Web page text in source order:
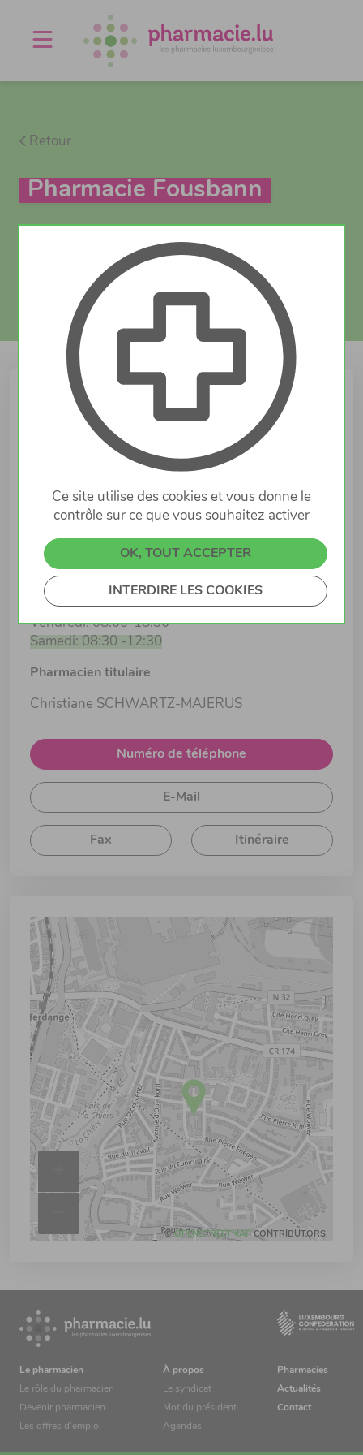
Retour
Pharmacie Fousbann
Actuellement fermé
Agenda
À propos
2A, rue Batty Weber
Horaires d'ouverture
Lundi: 08:00-18:30
Mardi: 08:00-18:30
Mercredi: 08:00-18:30
Jeudi: 08:00-18:30
Vendredi: 08:00-18:30
Samedi: 08:30 -12:30
Pharmacien titulaire
Christiane SCHWARTZ-MAJERUS
Numéro de téléphone
E-Mail
Fax Itinéraire
©OPENSTREETMAP CONTRIBUTORS.
Le pharmacien
Le rôle du pharmacien
Devenir pharmacien
Les offres d’emploi
À propos
Le syndicat
Mot du président
Agendas
Pharmacies
Actualités
Contact
Ce site utilise des cookies et vous donne le
contrôle sur ce que vous souhaitez activer
OK, TOUT ACCEPTER
INTERDIRE LES COOKIES